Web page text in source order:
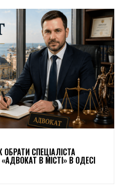
СПЕЦІАЛІСТА
В МІСТІ» В ОДЕСІ